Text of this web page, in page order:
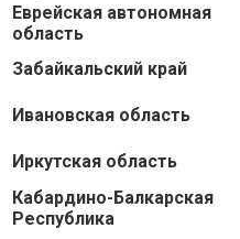
Еврейская автономная
область
Забайкальский край
Ивановская область
Иркутская область
Кабардино-Балкарская
Республика